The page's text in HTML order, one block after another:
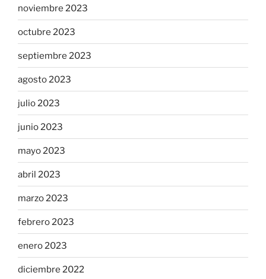
noviembre 2023
octubre 2023
septiembre 2023
agosto 2023
julio 2023
junio 2023
mayo 2023
abril 2023
marzo 2023
febrero 2023
enero 2023
diciembre 2022